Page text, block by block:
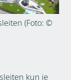
(Foto: ©
kun je